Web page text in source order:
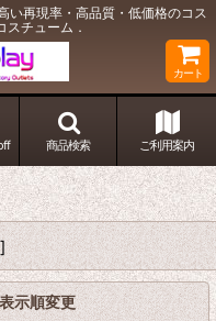
再現率・高品質・低価格のコス
チューム．
カート
商品検索 ご利用案内
]
表示順変更 閉じる